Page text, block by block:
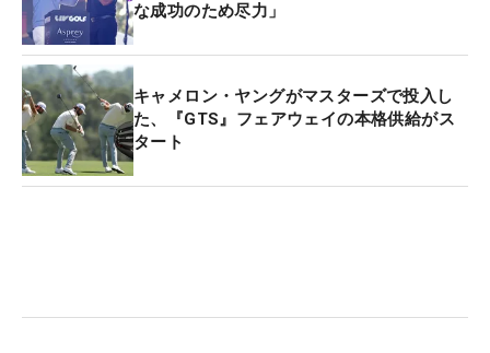
な成功のため尽力」
キャメロン・ヤングがマスターズで投入し
た、『GTS』フェアウェイの本格供給がス
タート